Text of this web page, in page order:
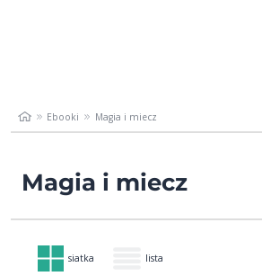
Ebooki Magia i miecz
Magia i miecz
siatka lista